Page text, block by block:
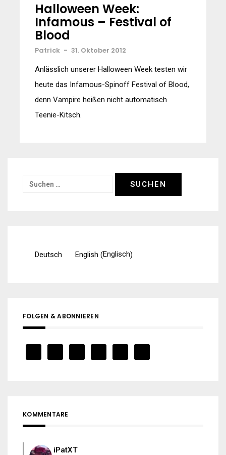
Halloween Week:
Infamous – Festival of
Blood
Patrick - 31. Oktober 2012
Anlässlich unserer Halloween Week testen wir
heute das Infamous-Spinoff Festival of Blood,
denn Vampire heißen nicht automatisch
Teenie-Kitsch.
Suchen
Deutsch English (Englisch)
FOLGEN & ABONNIEREN
KOMMENTARE
iPatXT